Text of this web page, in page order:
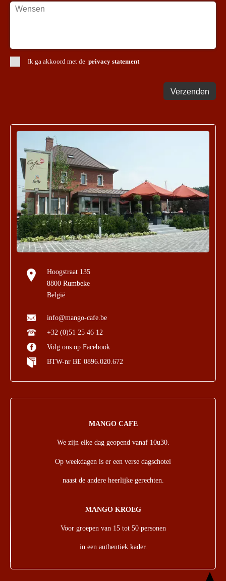
Ik ga akkoord met de privacy statement
Hoogstraat 135
8800 Rumbeke
België
info@mango-cafe.be
+32 (0)51 25 46 12
Volg ons op Facebook
BTW-nr BE 0896.020.672
MANGO CAFE
We zijn elke dag geopend vanaf 10u30.
Op weekdagen is er een verse dagschotel
naast de andere heerlijke gerechten.
MANGO KROEG
Voor groepen van 15 tot 50 personen
in een authentiek kader.